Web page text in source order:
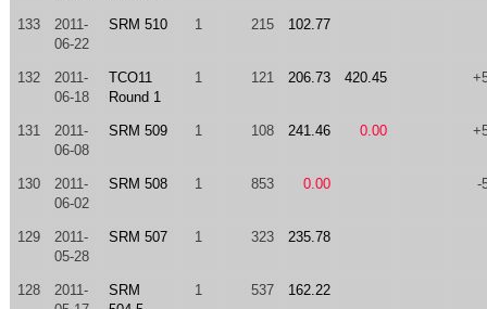
133
2011-
06-22
SRM 510 1 215 102.77
132
2011-
06-18
TCO11
Round 1
1 121 206.73 420.45
131
2011-
06-08
SRM 509 1 108 241.46 0.00
130
2011-
06-02
SRM 508 1 853 0.00 -
129
2011-
05-28
SRM 507 1 323 235.78
128
2011-
SRM
1 537 162.22